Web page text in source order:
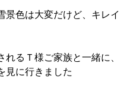
景色は大変だけど、キレイ
るＴ様ご家族と一緒に、
見に行きました